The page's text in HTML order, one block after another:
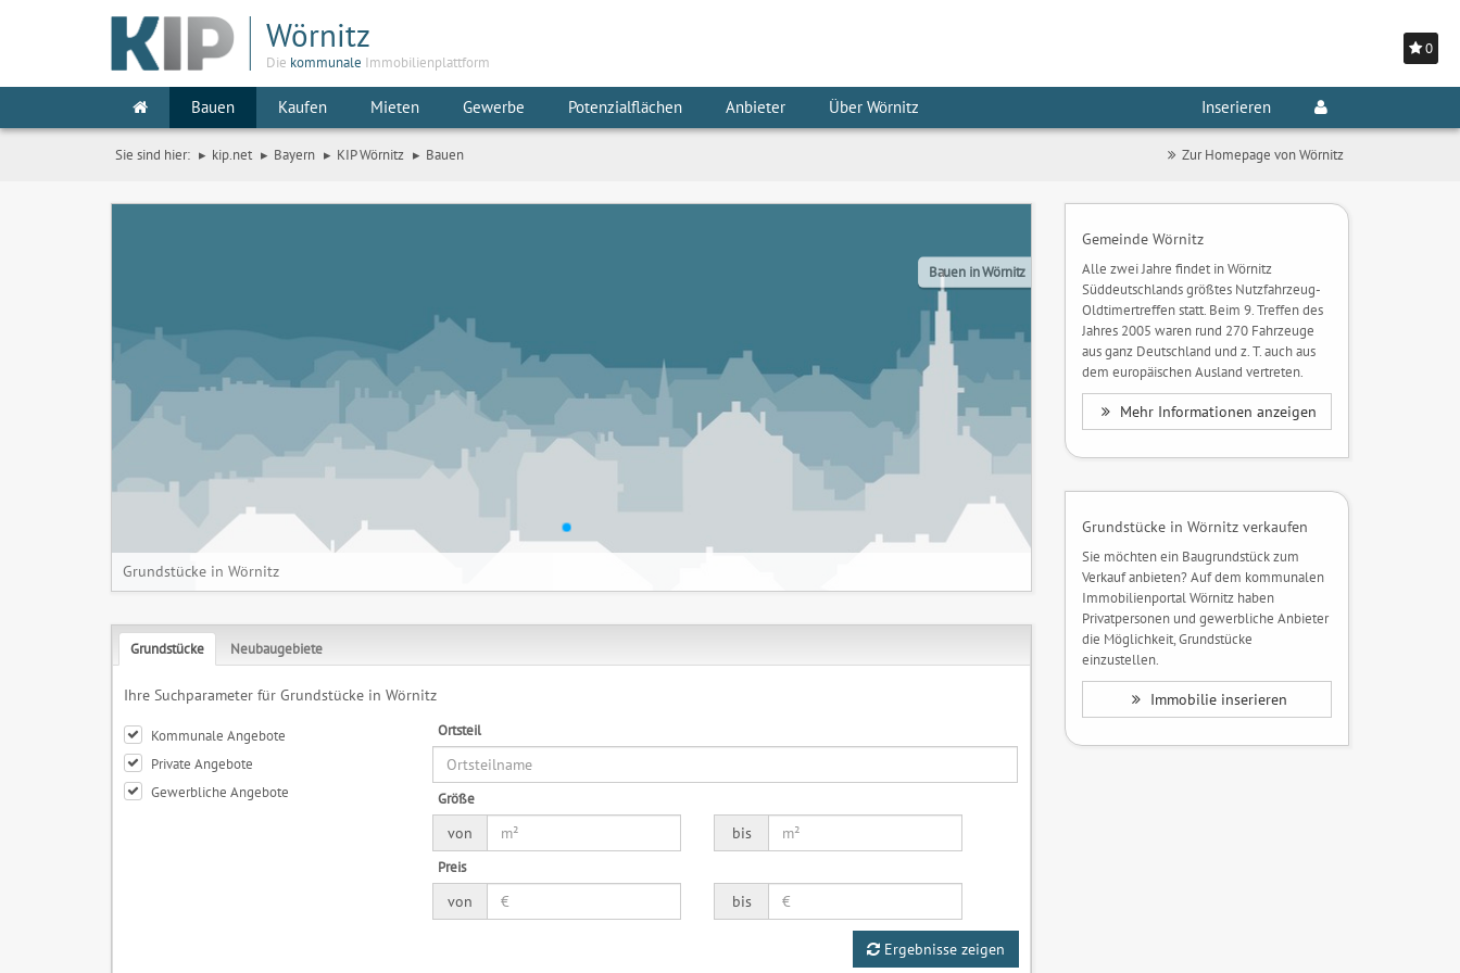
0
Wörnitz
Die kommunale Immobilienplattform
Bauen Kaufen Mieten Gewerbe Potenzialflächen Anbieter Über Wörnitz Inserieren
Sie sind hier: kip.net Bayern KIP Wörnitz Bauen Zur Homepage von Wörnitz
Bauen in Wörnitz
Grundstücke in Wörnitz
Grundstücke Neubaugebiete
Ihre Suchparameter für Grundstücke in Wörnitz
Kommunale Angebote
Private Angebote
Gewerbliche Angebote
Ortsteil
Größe
von
bis
Preis
von
bis
Ergebnisse zeigen
Gemeinde Wörnitz
Alle zwei Jahre findet in Wörnitz
Süddeutschlands größtes Nutzfahrzeug-
Oldtimertreffen statt. Beim 9. Treffen des
Jahres 2005 waren rund 270 Fahrzeuge
aus ganz Deutschland und z. T. auch aus
dem europäischen Ausland vertreten.
Mehr Informationen anzeigen
Grundstücke in Wörnitz verkaufen
Sie möchten ein Baugrundstück zum
Verkauf anbieten? Auf dem kommunalen
Immobilienportal Wörnitz haben
Privatpersonen und gewerbliche Anbieter
die Möglichkeit, Grundstücke
einzustellen.
Immobilie inserieren